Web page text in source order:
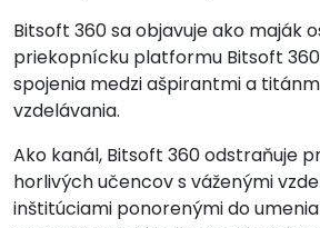
Bitsoft 360 sa objavuje ako maják
priekopnícku platformu Bitsoft
spojenia medzi ašpirantmi a
vzdelávania.
Ako kanál, Bitsoft 360 odstraňuje
horlivých učencov s váženými
inštitúciami ponorenými do